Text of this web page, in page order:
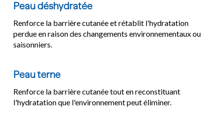
Peau déshydratée
Renforce la barrière cutanée et rétablit l'hydratation
perdue en raison des changements environnementaux ou
saisonniers.
Peau terne
Renforce la barrière cutanée tout en reconstituant
l'hydratation que l'environnement peut éliminer.